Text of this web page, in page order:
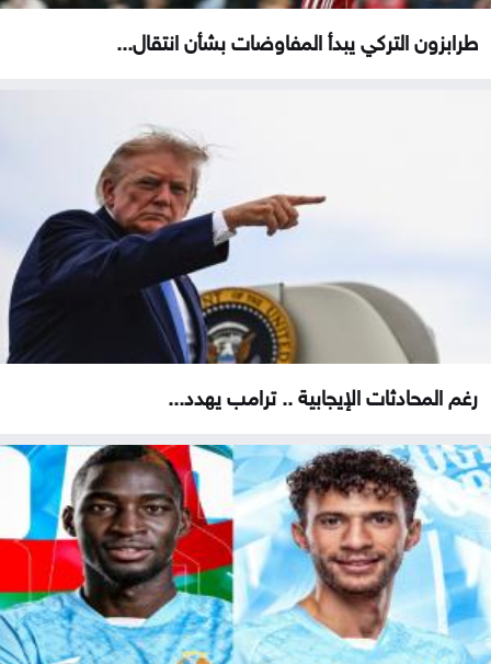
طرابزون التركي يبدأ المفاوضات بشأن انتقال...
رغم المحادثات الإيجابية .. ترامب يهدد...